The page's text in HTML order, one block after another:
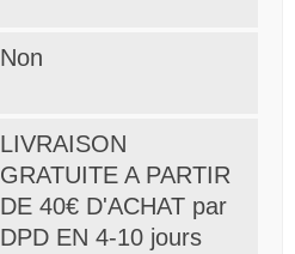
Non
LIVRAISON
GRATUITE A PARTIR
DE 40€ D'ACHAT par
DPD EN 4-10 jours